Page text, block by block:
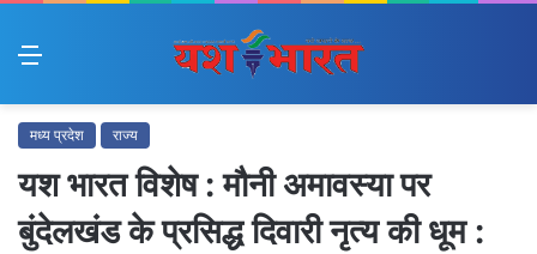
Menu
मध्य प्रदेश राज्य
यश भारत विशेष : मौनी अमावस्या पर
बुंदेलखंड के प्रसिद्ध दिवारी नृत्य की धूम :